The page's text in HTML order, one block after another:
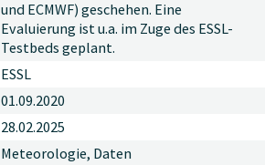
und ECMWF) geschehen. Eine
Evaluierung ist u.a. im Zuge des ESSL-
Testbeds geplant.
ESSL
01.09.2020
28.02.2025
Meteorologie, Daten